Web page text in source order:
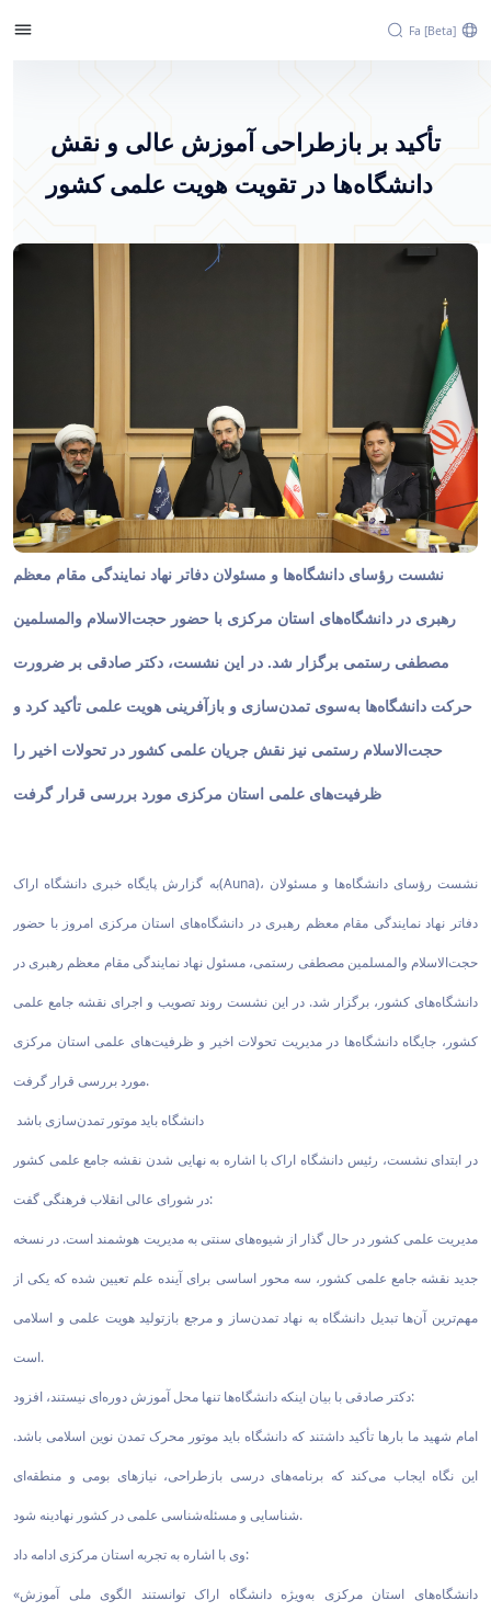
Fa [beta]
دانشگاه‌ها در تقویت هویت علمی کشور - پرتال
خبری دانشگاه اراک
تأکید بر بازطراحی آموزش عالی و نقش
دانشگاه‌ها در تقویت هویت علمی کشور
نشست رؤسای دانشگاه‌ها و مسئولان دفاتر نهاد نمایندگی مقام معظم
رهبری در دانشگاه‌های استان مرکزی با حضور حجت‌الاسلام والمسلمین
مصطفی رستمی برگزار شد. در این نشست، دکتر صادقی بر ضرورت
حرکت دانشگاه‌ها به‌سوی تمدن‌سازی و بازآفرینی هویت علمی تأکید کرد و
حجت‌الاسلام رستمی نیز نقش جریان علمی کشور در تحولات اخیر را
ظرفیت‌های علمی استان مرکزی مورد بررسی قرار گرفت
به گزارش پایگاه خبری دانشگاه اراک(Auna)، نشست رؤسای دانشگاه‌ها و مسئولان
دفاتر نهاد نمایندگی مقام معظم رهبری در دانشگاه‌های استان مرکزی امروز با حضور
حجت‌الاسلام والمسلمین مصطفی رستمی، مسئول نهاد نمایندگی مقام معظم رهبری در
دانشگاه‌های کشور، برگزار شد. در این نشست روند تصویب و اجرای نقشه جامع علمی
کشور، جایگاه دانشگاه‌ها در مدیریت تحولات اخیر و ظرفیت‌های علمی استان مرکزی
مورد بررسی قرار گرفت.
دانشگاه باید موتور تمدن‌سازی باشد
در ابتدای نشست، رئیس دانشگاه اراک با اشاره به نهایی شدن نقشه جامع علمی کشور
در شورای عالی انقلاب فرهنگی گفت:
مدیریت علمی کشور در حال گذار از شیوه‌های سنتی به مدیریت هوشمند است. در نسخه
جدید نقشه جامع علمی کشور، سه محور اساسی برای آینده علم تعیین شده که یکی از
مهم‌ترین آن‌ها تبدیل دانشگاه به نهاد تمدن‌ساز و مرجع بازتولید هویت علمی و اسلامی
است.
دکتر صادقی با بیان اینکه دانشگاه‌ها تنها محل آموزش دوره‌ای نیستند، افزود:
امام شهید ما بارها تأکید داشتند که دانشگاه باید موتور محرک تمدن نوین اسلامی باشد.
این نگاه ایجاب می‌کند که برنامه‌های درسی بازطراحی، نیازهای بومی و منطقه‌ای
شناسایی و مسئله‌شناسی علمی در کشور نهادینه شود.
وی با اشاره به تجربه استان مرکزی ادامه داد:
«دانشگاه‌های استان مرکزی به‌ویژه دانشگاه اراک توانستند الگوی ملی آموزش